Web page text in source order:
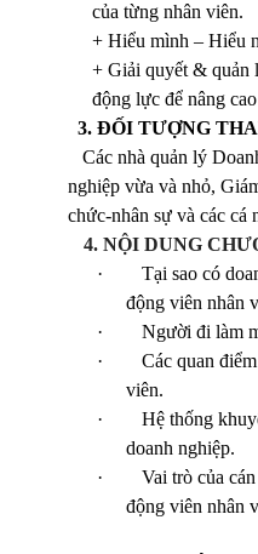
của từng nhân viên.
+ Hiểu mình – Hiểu
+ Giải quyết & quản
động lực để nâng
3. ĐỐI TƯỢNG
Các nhà quản lý
nghiệp vừa và nhỏ,
chức-nhân sự và các cá
4. NỘI DUNG CH
·
Tại sao có
động viên nhân
·
Người đi làm
·
Các quan
viên.
·
Hệ thống
doanh nghiệp.
·
Vai trò của
động viên nhân